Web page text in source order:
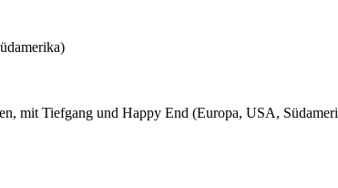
mit Tiefgang und Happy End (Europa, USA,